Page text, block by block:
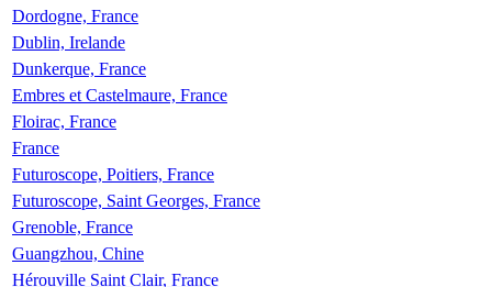
Dordogne, France
Dublin, Irelande
Dunkerque, France
Embres et Castelmaure, France
Floirac, France
France
Futuroscope, Poitiers, France
Futuroscope, Saint Georges, France
Grenoble, France
Guangzhou, Chine
Hérouville Saint Clair, France